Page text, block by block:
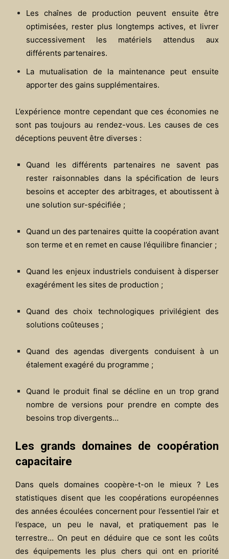
Les chaînes de production peuvent ensuite être
optimisées, rester plus longtemps actives, et livrer
successivement les matériels attendus aux
différents partenaires.
La mutualisation de la maintenance peut ensuite
apporter des gains supplémentaires.
L’expérience montre cependant que ces économies ne
sont pas toujours au rendez-vous. Les causes de ces
déceptions peuvent être diverses :
Quand les différents partenaires ne savent pas
rester raisonnables dans la spécification de leurs
besoins et accepter des arbitrages, et aboutissent à
une solution sur-spécifiée ;
Quand un des partenaires quitte la coopération avant
son terme et en remet en cause l’équilibre financier ;
Quand les enjeux industriels conduisent à disperser
exagérément les sites de production ;
Quand des choix technologiques privilégient des
solutions coûteuses ;
Quand des agendas divergents conduisent à un
étalement exagéré du programme ;
Quand le produit final se décline en un trop grand
nombre de versions pour prendre en compte des
besoins trop divergents…
Les grands domaines de coopération
capacitaire
Dans quels domaines coopère-t-on le mieux ? Les
statistiques disent que les coopérations européennes
des années écoulées concernent pour l’essentiel l’air et
l’espace, un peu le naval, et pratiquement pas le
terrestre… On peut en déduire que ce sont les coûts
des équipements les plus chers qui ont en priorité